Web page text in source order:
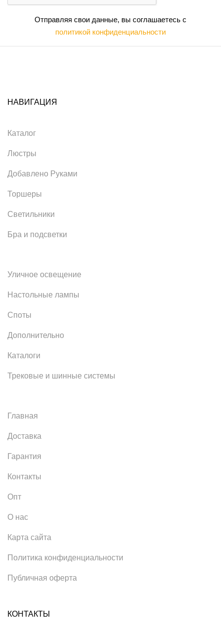
Отправляя свои данные, вы соглашаетесь с
политикой конфиденциальности
НАВИГАЦИЯ
Каталог
Люстры
Добавлено Руками
Торшеры
Светильники
Бра и подсветки
Уличное освещение
Настольные лампы
Споты
Дополнительно
Каталоги
Трековые и шинные системы
Главная
Доставка
Гарантия
Контакты
Опт
О нас
Карта сайта
Политика конфиденциальности
Публичная оферта
КОНТАКТЫ